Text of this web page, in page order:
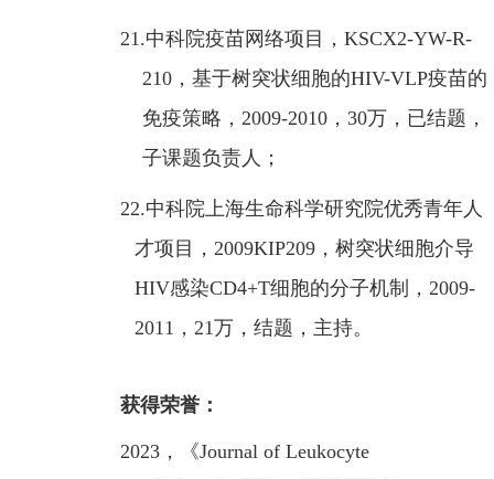
21.中科院疫苗网络项目， KSCX2-YW-R-
210，基于树突状细胞的HIV-VLP疫苗的
免疫策略， 2009-2010， 30万，已结题，
子课题负责人；
22.中科院上海生命科学研究院优秀青年人
才项目， 2009KIP209，树突状细胞介导
HIV感染CD4+T细胞的分子机制， 2009-
2011 ， 21万，结题，主持。
获得荣誉：
2023，《Journal of Leukocyte